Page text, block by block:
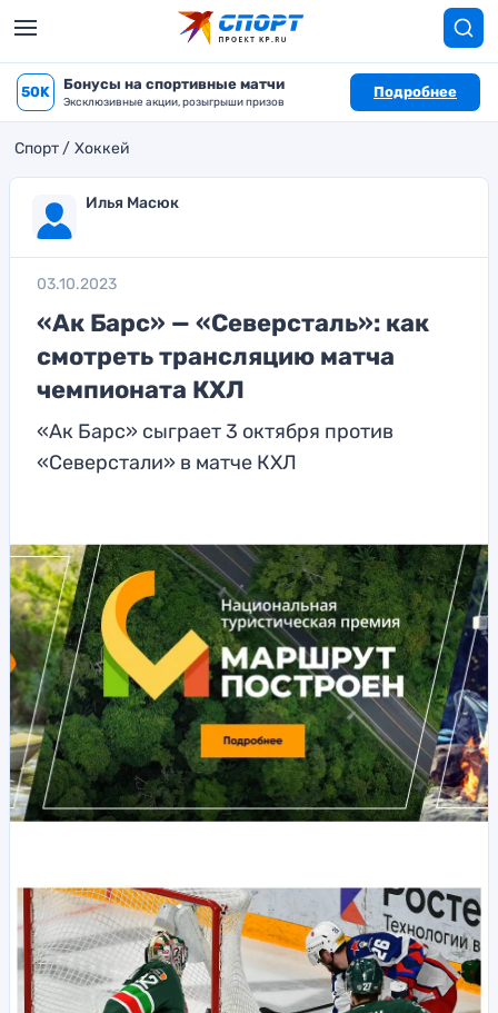
50K Бонусы на спортивные матчи
Эксклюзивные акции, розыгрыши призов
Подробнее
Спорт Хоккей
Илья Масюк
03.10.2023
«Ак Барс» — «Северсталь»: как
смотреть трансляцию матча
чемпионата КХЛ
«Ак Барс» сыграет 3 октября против
«Северстали» в матче КХЛ